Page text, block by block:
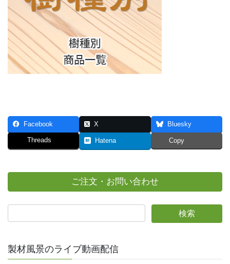
Facebook X Bluesky
Threads Hatena Copy
ご注文・お問い合わせ
製材風景のライブ動画配信